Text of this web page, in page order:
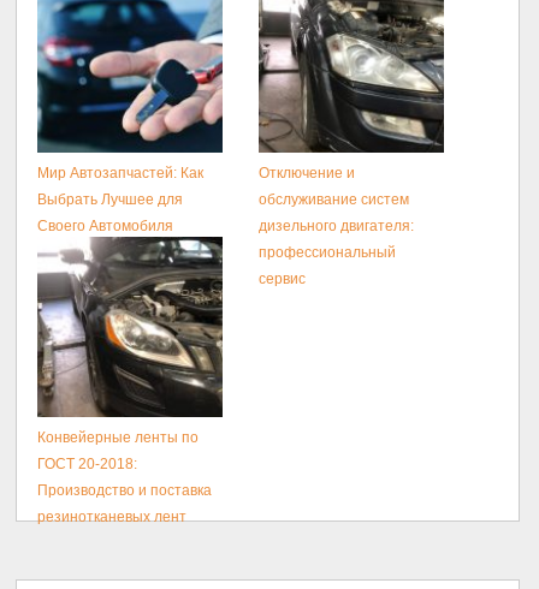
Мир Автозапчастей: Как
Выбрать Лучшее для
Своего Автомобиля
Отключение и
обслуживание систем
дизельного двигателя:
профессиональный
сервис
Конвейерные ленты по
ГОСТ 20-2018:
Производство и поставка
резинотканевых лент